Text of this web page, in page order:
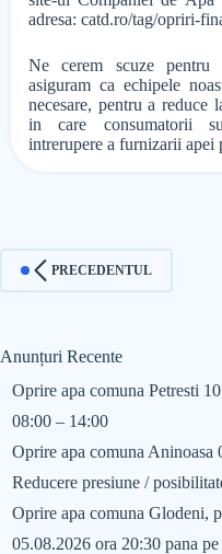
adresa: catd.ro/tag/opriri-
Ne cerem scuze
asiguram ca echipele
necesare, pentru a
in care consumatorii
intrerupere a furnizarii apei
PRECEDENTUL
Anunțuri Recente
Oprire apa comuna Petresti
08:00 – 14:00
Oprire apa comuna Aninoasa
Reducere presiune /
Oprire apa comuna Glodeni,
05.08.2026 ora 20:30 pana